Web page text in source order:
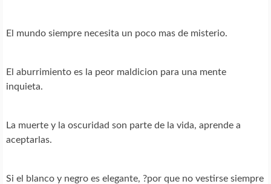
El mundo siempre necesita un poco mas de misterio.
El aburrimiento es la peor maldicion para una mente
inquieta.
La muerte y la oscuridad son parte de la vida, aprende a
aceptarlas.
Si el blanco y negro es elegante, ?por que no vestirse siempre